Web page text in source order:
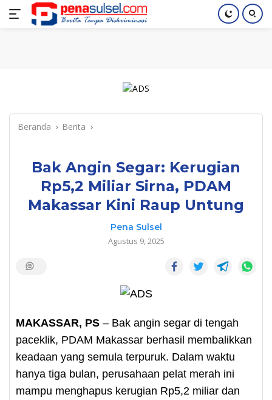
Langsung
Home Nasional Pendidikan Index
Beranda Berita
Bak Angin Segar: Kerugian
Rp5,2 Miliar Sirna, PDAM
Makassar Kini Raup Untung
Pena Sulsel
Agustus 9, 2025
MAKASSAR, PS – Bak angin segar di tengah
paceklik, PDAM Makassar berhasil membalikkan
keadaan yang semula terpuruk. Dalam waktu
hanya tiga bulan, perusahaan pelat merah ini
mampu menghapus kerugian Rp5,2 miliar dan